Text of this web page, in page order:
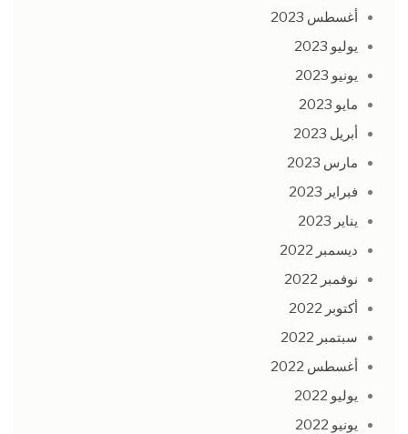
أغسطس 2023
يوليو 2023
يونيو 2023
مايو 2023
أبريل 2023
مارس 2023
فبراير 2023
يناير 2023
ديسمبر 2022
نوفمبر 2022
أكتوبر 2022
سبتمبر 2022
أغسطس 2022
يوليو 2022
يونيو 2022